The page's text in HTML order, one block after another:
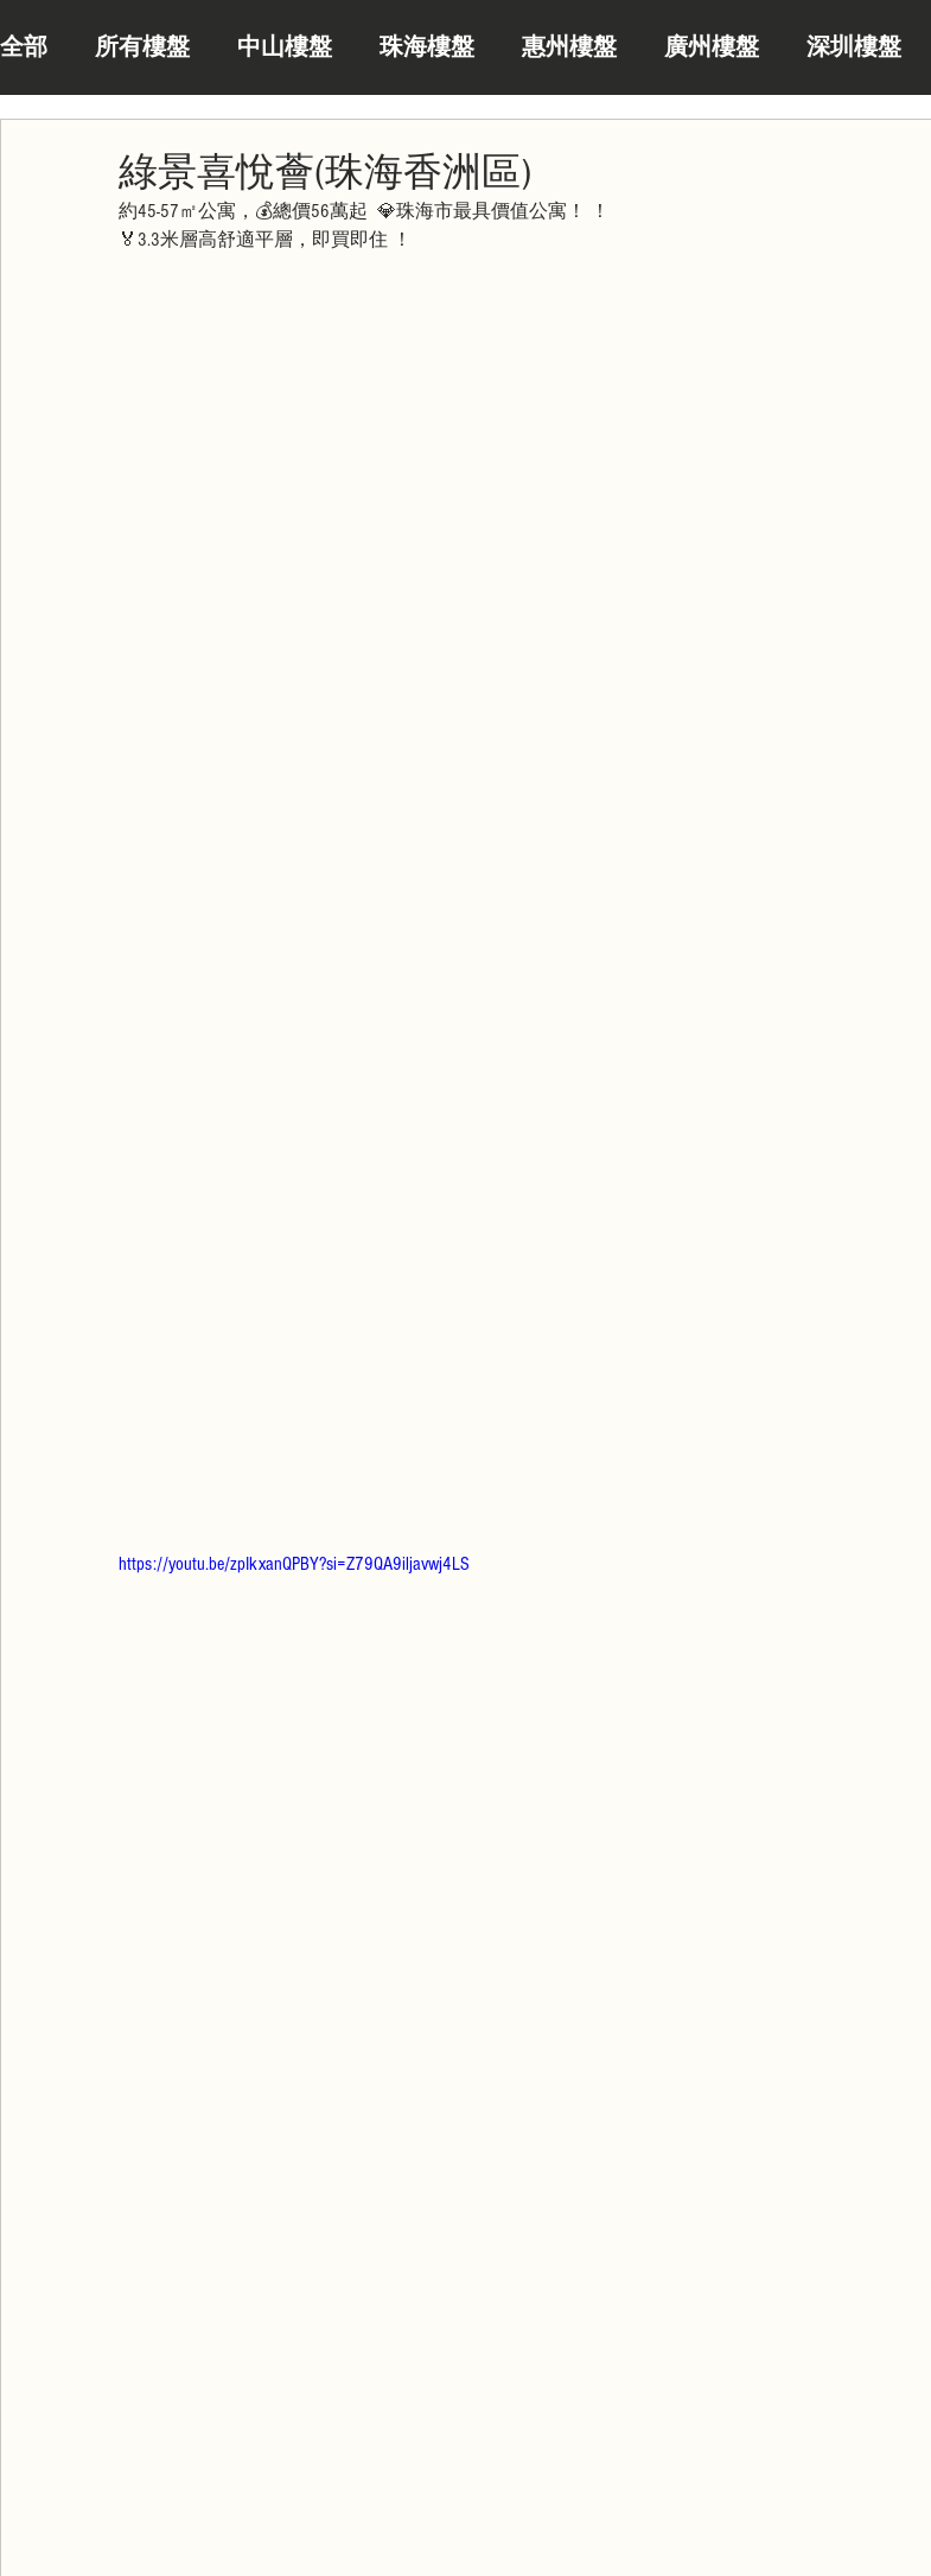
全部 所有樓盤 中山樓盤 珠海樓盤 惠州樓盤 廣州樓盤 深圳樓盤
綠景喜悅薈(珠海香洲區)
約45-57㎡公寓，💰總價56萬起  💎珠海市最具價值公寓！ ！
🏅3.3米層高舒適平層，即買即住 ！
https://youtu.be/zpIkxanQPBY?si=Z79QA9iljavwj4LS